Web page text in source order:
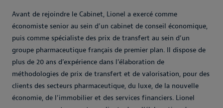
Avant de rejoindre le Cabinet, Lionel a exercé comme
économiste senior au sein d’un cabinet de conseil économique,
puis comme spécialiste des prix de transfert au sein d’un
groupe pharmaceutique français de premier plan. Il dispose de
plus de 20 ans d’expérience dans l’élaboration de
méthodologies de prix de transfert et de valorisation, pour des
clients des secteurs pharmaceutique, du luxe, de la nouvelle
économie, de l’immobilier et des services financiers. Lionel